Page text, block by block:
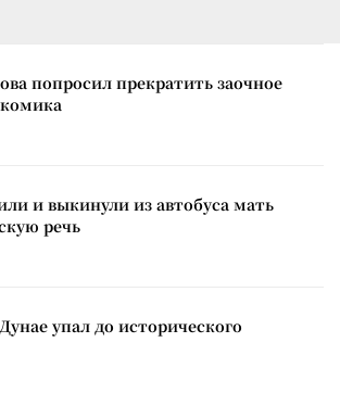
попросил прекратить заочное
и выкинули из автобуса мать
речь
упал до исторического